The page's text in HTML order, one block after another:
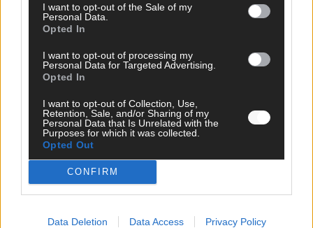
I want to opt-out of the Sale of my
Personal Data.
Opted In
I want to opt-out of processing my
Personal Data for Targeted Advertising.
Opted In
I want to opt-out of Collection, Use,
Retention, Sale, and/or Sharing of my
Personal Data that Is Unrelated with the
Purposes for which it was collected.
Opted Out
CONFIRM
Data Deletion Data Access Privacy Policy
DIREKT ZUM THEMA
Politik & Co
Tipps & Tricks
Brainpower
Specials
Meinung
Streams & Storys